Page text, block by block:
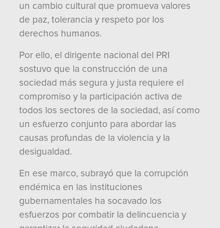
un cambio cultural que promueva valores
de paz, tolerancia y respeto por los
derechos humanos.
Por ello, el dirigente nacional del PRI
sostuvo que la construcción de una
sociedad más segura y justa requiere el
compromiso y la participación activa de
todos los sectores de la sociedad, así como
un esfuerzo conjunto para abordar las
causas profundas de la violencia y la
desigualdad.
En ese marco, subrayó que la corrupción
endémica en las instituciones
gubernamentales ha socavado los
esfuerzos por combatir la delincuencia y